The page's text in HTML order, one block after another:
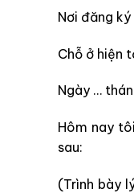
Nơi đăng
Chỗ ở hiện
Ngày …
Hôm nay
sau:
(Trình bày